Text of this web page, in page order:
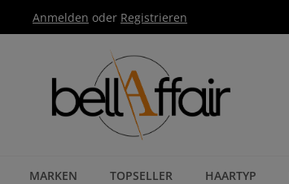
Hauptnavigation springen
Anmelden oder Registrieren
MARKEN TOPSELLER HAARTYP